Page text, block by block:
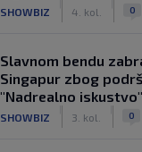
SHOWBIZ 4. kol. 0
Slavnom bendu
Singapur zbog
"Nadrealno iskustvo"
SHOWBIZ 3. kol. 0